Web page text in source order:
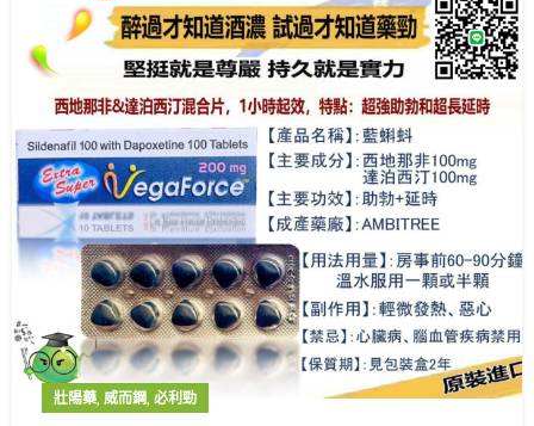
壯陽藥, 威而鋼, 必利勁